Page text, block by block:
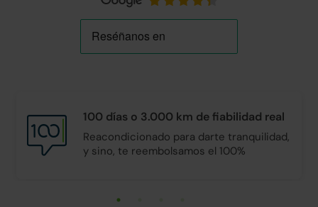
100 días o 3.000 km defiabilidad real
Reacondicionado para darte tranquilidad,
y sino, te reembolsamos el 100%